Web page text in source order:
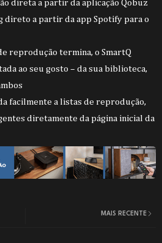
direta a partir da aplicação Qobuz
direto a partir da app Spotify para o
reprodução termina, o SmartQ
ao seu gosto – da sua biblioteca,
facilmente a listas de reprodução,
diretamente da página inicial da
MAIS RECENTE